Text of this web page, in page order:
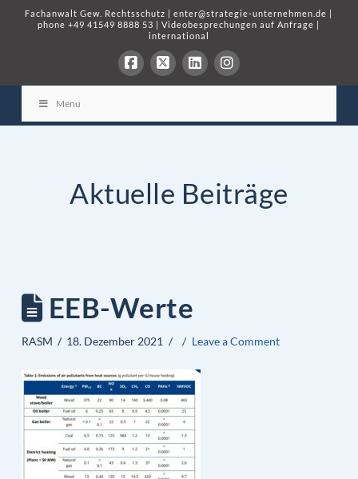
Fachanwalt Gew. Rechtsschutz |enter@strategie-unternehmen.de |
phone+49 41549 8888 53 |Videobesprechungen auf Anfrage |
international
Menu
Aktuelle Beiträge
EEB-Werte
RASM 18. Dezember 2021 Leave a Comment